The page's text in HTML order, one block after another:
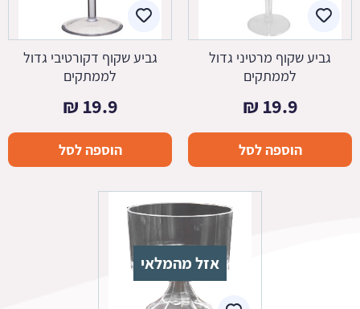
גביע שקוף מרטיני גדול
לממתקים
19.9
₪
הוספה לסל
גביע שקוף דקורטיבי גדול
לממתקים
19.9
₪
הוספה לסל
אזל מהמלאי